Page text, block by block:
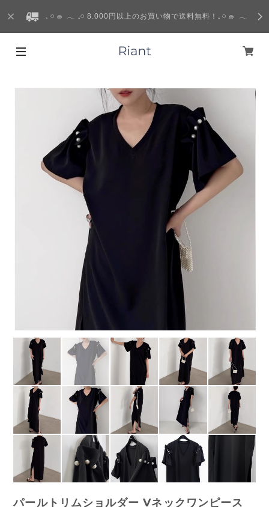
𓈒 𓏸 𓐍 𓂃 𓈒𓏸 8.000円以上のお買い物で送料無料！𓈒 𓏸 𓐍 𓂃
パールトリムショルダー Vネックワンピース